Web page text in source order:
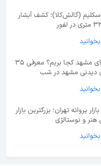
(گالش‌کلا)؛ کشف آبشار
شب‌های مشهد کجا بریم؟ معرفی 35
دیدنی مشهد در شب
پروانه تهران؛ بزرگترین بازار
هنر و نوستالژی